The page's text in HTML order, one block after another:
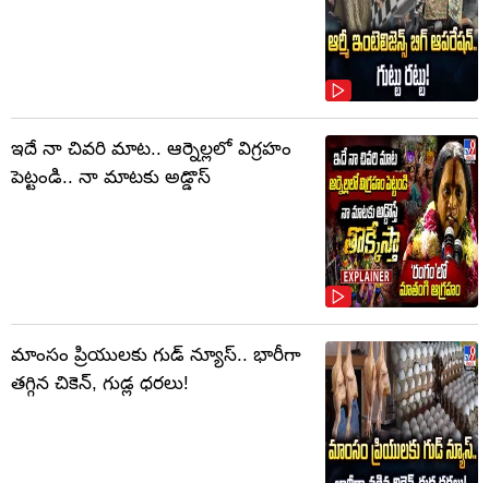
ఇదే నా చివరి మాట.. ఆర్నెల్లలో విగ్రహం
పెట్టండి.. నా మాటకు అడ్డొస్
మాంసం ప్రియులకు గుడ్ న్యూస్.. భారీగా
తగ్గిన చికెన్, గుడ్ల ధరలు!